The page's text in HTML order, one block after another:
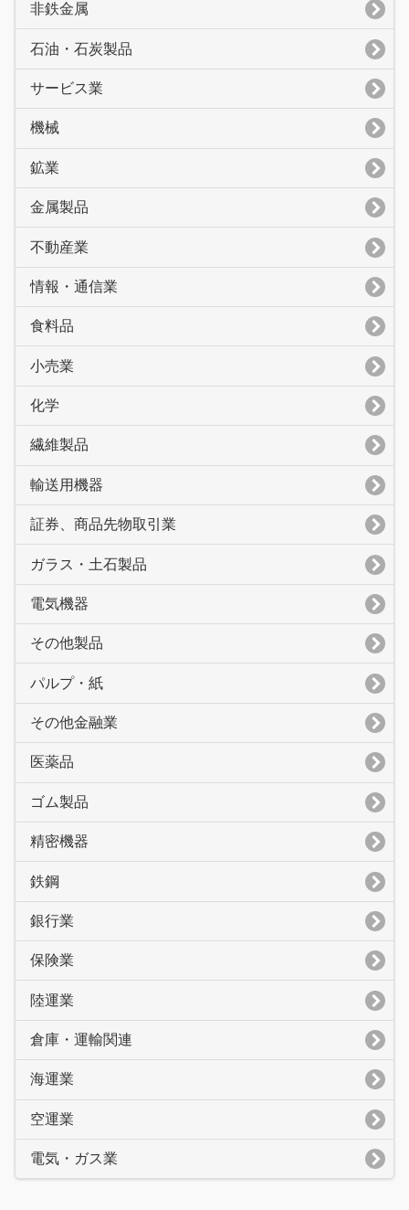
非鉄金属
石油・石炭製品
サービス業
機械
鉱業
金属製品
不動産業
情報・通信業
食料品
小売業
化学
繊維製品
輸送用機器
証券、商品先物取引業
ガラス・土石製品
電気機器
その他製品
パルプ・紙
その他金融業
医薬品
ゴム製品
精密機器
鉄鋼
銀行業
保険業
陸運業
倉庫・運輸関連
海運業
空運業
電気・ガス業